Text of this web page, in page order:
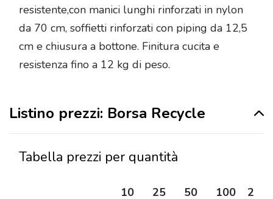
resistente,con manici lunghi rinforzati in nylon
da 70 cm, soffietti rinforzati con piping da 12,5
cm e chiusura a bottone. Finitura cucita e
resistenza fino a 12 kg di peso.
Listino prezzi: Borsa Recycle
Tabella prezzi per quantità
10 25 50 100 250